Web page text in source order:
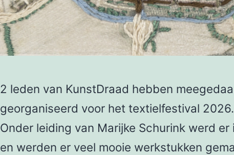
2 leden van KunstDraad hebben
georganiseerd voor het textielfestival 2026.
Onder leiding van Marijke Schurink werd
en werden er veel mooie werkstukken